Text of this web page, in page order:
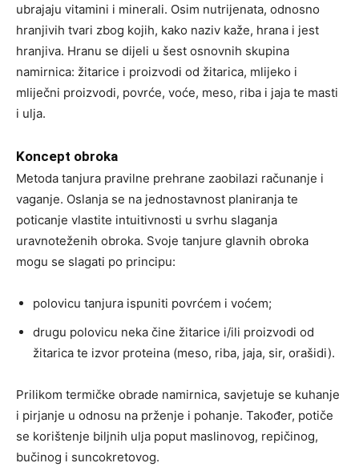
ubrajaju vitamini i minerali. Osim nutrijenata, odnosno
hranjivih tvari zbog kojih, kako naziv kaže, hrana i jest
hranjiva. Hranu se dijeli u šest osnovnih skupina
namirnica: žitarice i proizvodi od žitarica, mlijeko i
mliječni proizvodi, povrće, voće, meso, riba i jaja te masti
i ulja.
Koncept obroka
Metoda tanjura pravilne prehrane zaobilazi računanje i
vaganje. Oslanja se na jednostavnost planiranja te
poticanje vlastite intuitivnosti u svrhu slaganja
uravnoteženih obroka. Svoje tanjure glavnih obroka
mogu se slagati po principu:
polovicu tanjura ispuniti povrćem i voćem;
drugu polovicu neka čine žitarice i/ili proizvodi od
žitarica te izvor proteina (meso, riba, jaja, sir, orašidi).
Prilikom termičke obrade namirnica, savjetuje se kuhanje
i pirjanje u odnosu na prženje i pohanje. Također, potiče
se korištenje biljnih ulja poput maslinovog, repičinog,
bučinog i suncokretovog.